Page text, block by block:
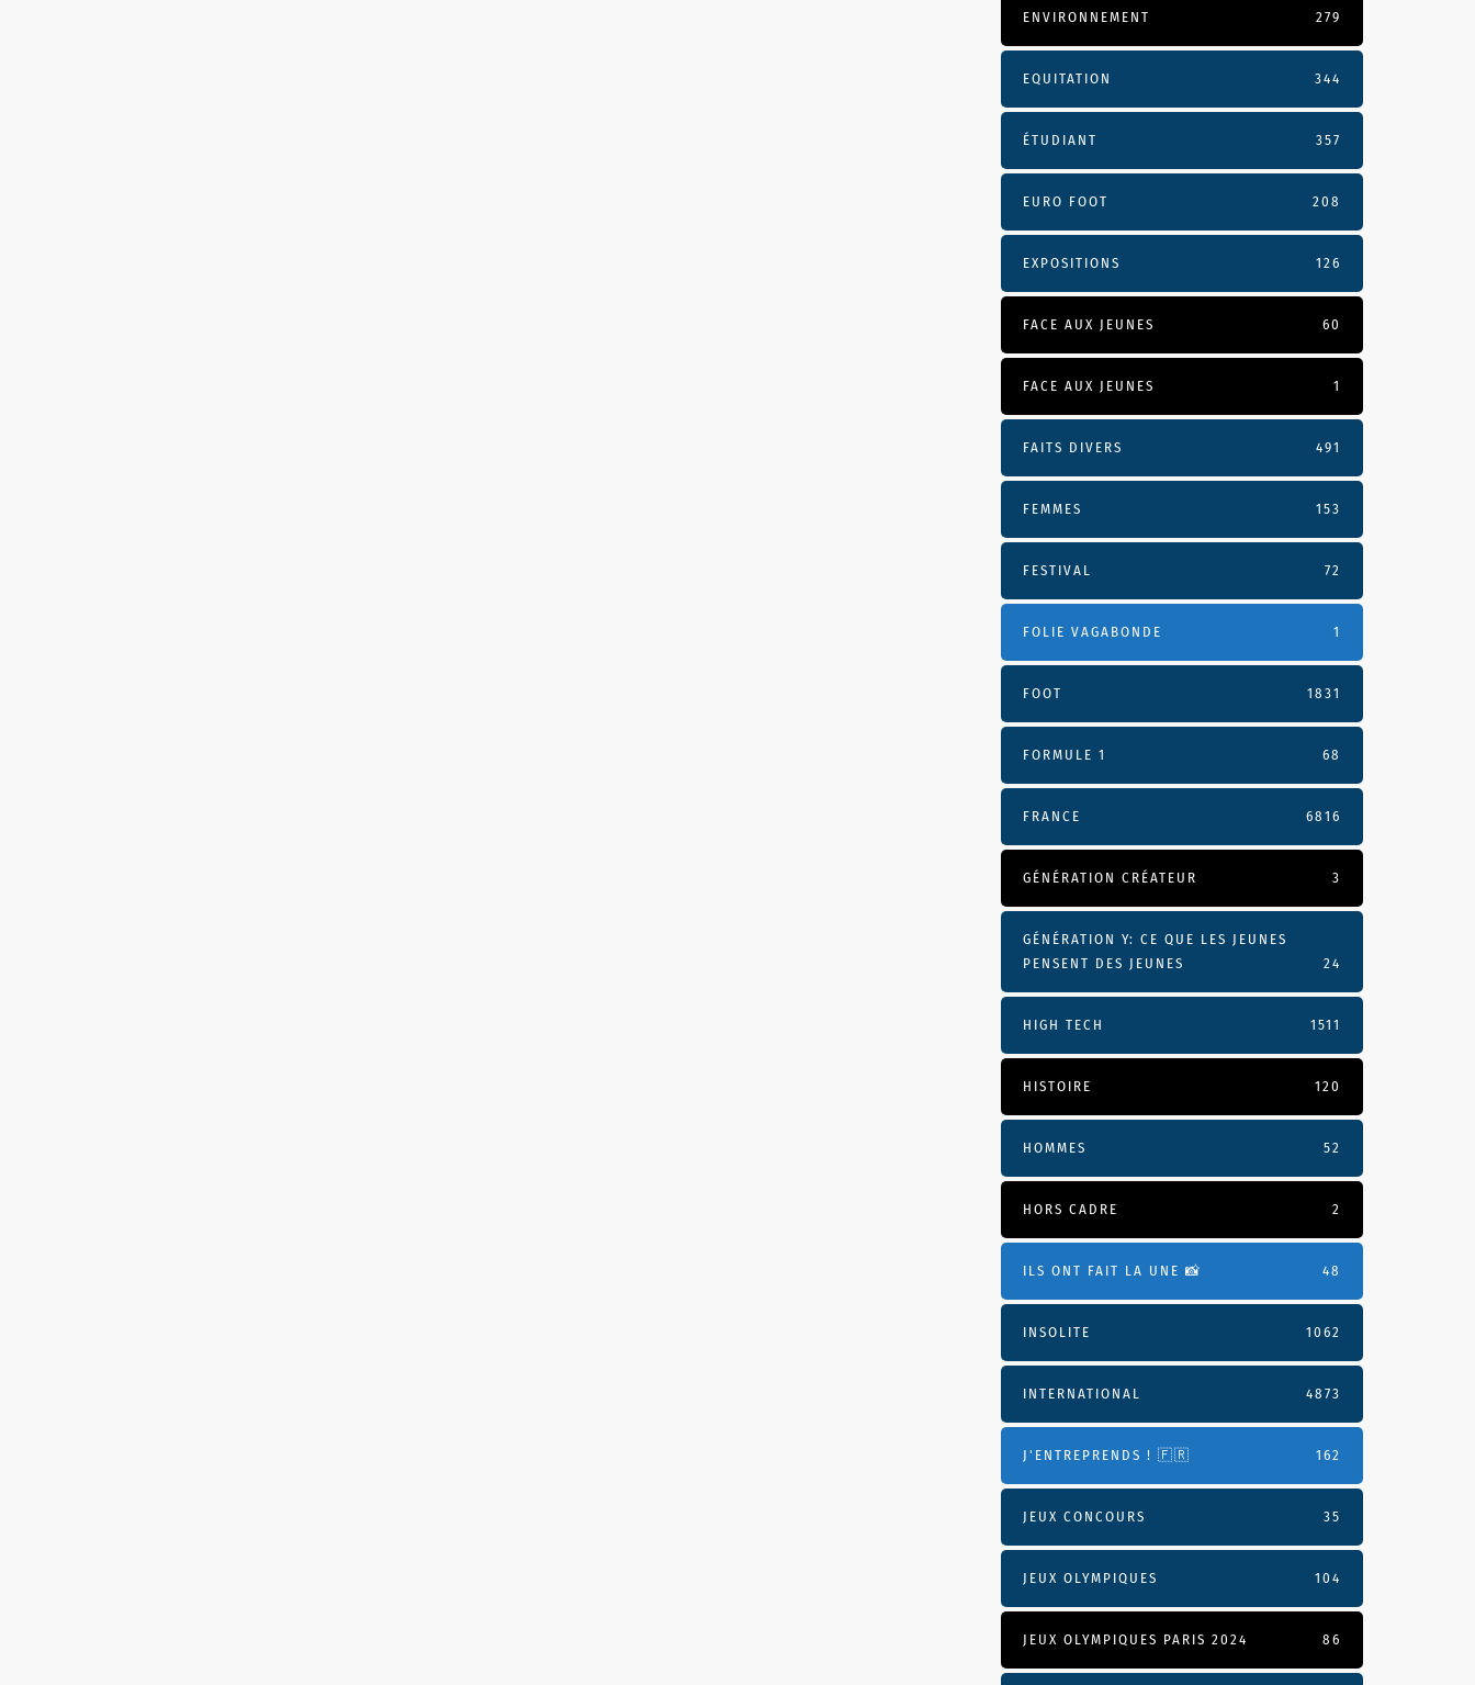
ENVIRONNEMENT 279
EQUITATION 344
ÉTUDIANT 357
EURO FOOT 208
EXPOSITIONS 126
FACE AUX JEUNES 60
FACE AUX JEUNES 1
FAITS DIVERS 491
FEMMES 153
FESTIVAL 72
FOLIE VAGABONDE 1
FOOT 1831
FORMULE 1 68
FRANCE 6816
GÉNÉRATION CRÉATEUR 3
GÉNÉRATION Y: CE QUE LES JEUNES
PENSENT DES JEUNES
24
HIGH TECH 1511
HISTOIRE 120
HOMMES 52
HORS CADRE 2
ILS ONT FAIT LA UNE 📸 48
INSOLITE 1062
INTERNATIONAL 4873
J'ENTREPRENDS ! 🇫🇷 162
JEUX CONCOURS 35
JEUX OLYMPIQUES 104
JEUX OLYMPIQUES PARIS 2024 86